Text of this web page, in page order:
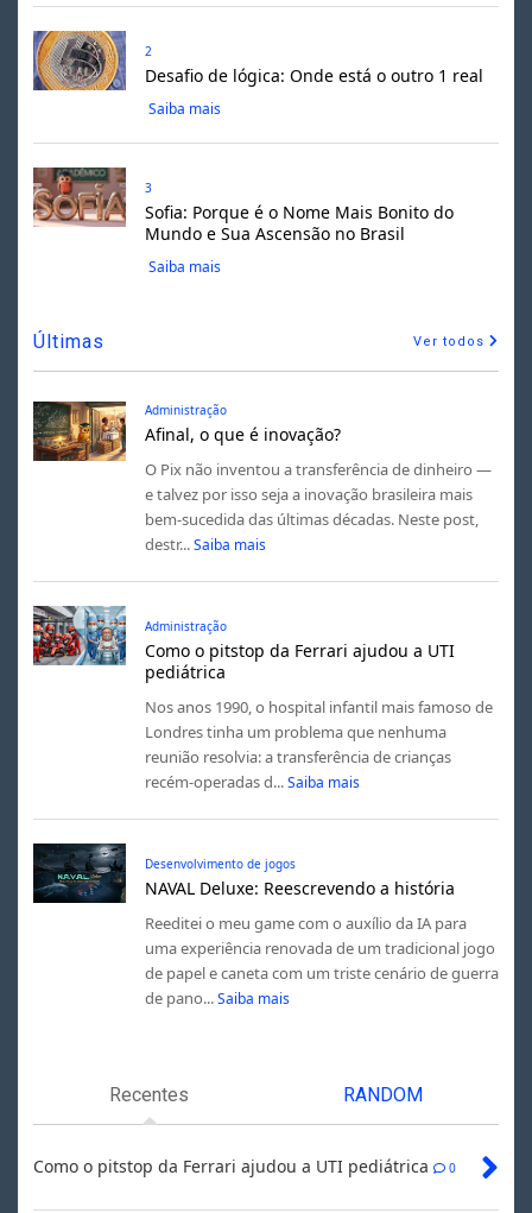
2
Desafio de lógica: Onde está o outro 1 real
Saiba mais
3
Sofia: Porque é o Nome Mais Bonito do
Mundo e Sua Ascensão no Brasil
Saiba mais
Últimas Ver todos
Administração
Afinal, o que é inovação?
O Pix não inventou a transferência de dinheiro —
e talvez por isso seja a inovação brasileira mais
bem-sucedida das últimas décadas. Neste post,
destr... Saiba mais
Administração
Como o pitstop da Ferrari ajudou a UTI
pediátrica
Nos anos 1990, o hospital infantil mais famoso de
Londres tinha um problema que nenhuma
reunião resolvia: a transferência de crianças
recém-operadas d... Saiba mais
Desenvolvimento de jogos
NAVAL Deluxe: Reescrevendo a história
Reeditei o meu game com o auxílio da IA para
uma experiência renovada de um tradicional jogo
de papel e caneta com um triste cenário de guerra
de pano... Saiba mais
Recentes RANDOM
Como o pitstop da Ferrari ajudou a UTI pediátrica 0